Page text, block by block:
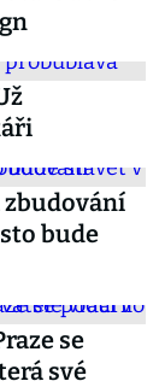
zbudování
bude
se
své